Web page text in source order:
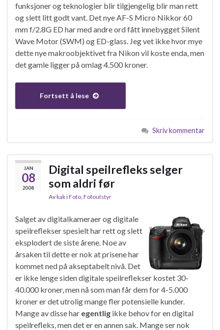
funksjoner og teknologier blir tilgjengelig blir man rett
og slett litt godt vant. Det nye AF-S Micro Nikkor 60
mm f/2.8G ED har med andre ord fått innebygget Silent
Wave Motor (SWM) og ED-glass. Jeg vet ikke hvor mye
dette nye makroobjektivet fra Nikon vil koste enda, men
det gamle ligger på omlag 4.500 kroner.
Fortsett å lese
Skriv kommentar
JAN
08
2008
Digital speilrefleks selger
som aldri før
AvkakiFoto Fotoutstyr
Salget av digitalkameraer og digitale
speilreflekser spesielt har rett og slett
eksplodert de siste årene. Noe av
årsaken til dette er nok at prisene har
kommet ned på akseptabelt nivå. Det
er ikke lenge siden digitale speilreflekser kostet 30-
40.000 kroner, men nå som man får dem for 4-5.000
kroner er det utrolig mange fler potensielle kunder.
Mange av disse har egentlig ikke behov for en digital
speilrefleks, men det er en annen sak. Mange ser nok